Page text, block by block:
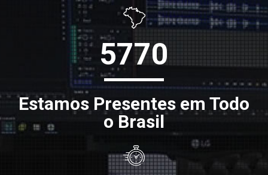
5770
Estamos Presentes em Todo
o Brasil